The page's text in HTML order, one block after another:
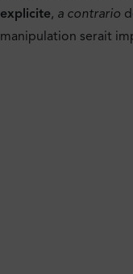
explicite, a contrario
manipulation serait